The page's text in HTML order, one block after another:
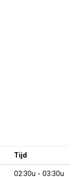
Tijd
02:30u - 03:30u